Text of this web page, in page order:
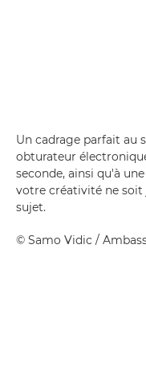
Un cadrage parfait au
obturateur
seconde, ainsi qu'à
votre créativité ne soit
sujet.
© Samo Vidic /